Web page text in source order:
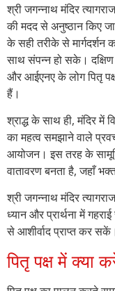
श्री जगन्नाथ मंदिर
की मदद से अनुष्ठान किए
के सही तरीके से मार्गदर्शन
साथ संपन्न हो सके।
और आईएनए के लोग पितृ
हैं।
श्राद्ध के साथ ही, मंदिर में
का महत्व समझाने वाले
आयोजन। इस तरह के
वातावरण बनता है, जहाँ
श्री जगन्नाथ मंदिर
ध्यान और प्रार्थना में
से आशीर्वाद प्राप्त कर सकें।
पितृ पक्ष में क्या